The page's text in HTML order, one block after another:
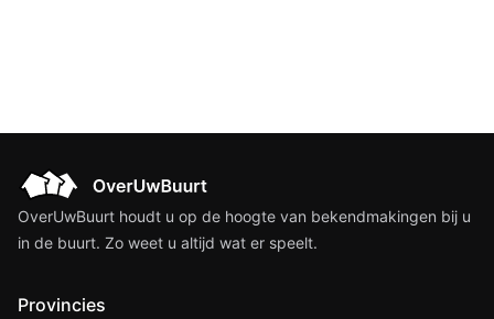
OverUwBuurt houdt u op de hoogte van bekendmakingen bij u
in de buurt. Zo weet u altijd wat er speelt.
Provincies